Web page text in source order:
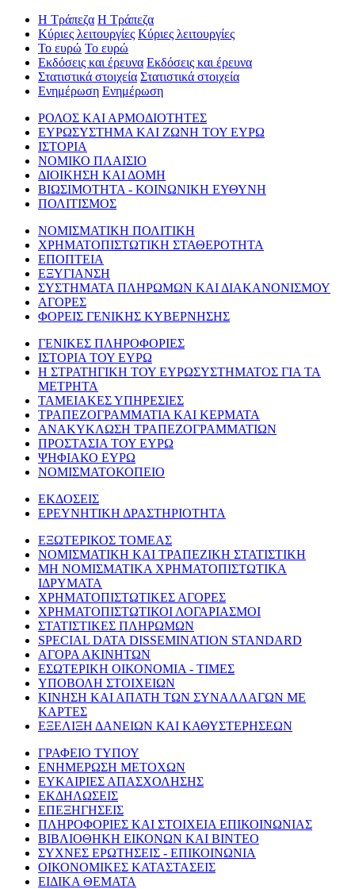
Η Τράπεζα Η Τράπεζα
Κύριες λειτουργίες Κύριες λειτουργίες
Το ευρώ Το ευρώ
Εκδόσεις και έρευνα Εκδόσεις και έρευνα
Στατιστικά στοιχεία Στατιστικά στοιχεία
Ενημέρωση Ενημέρωση
ΡΟΛΟΣ ΚΑΙ ΑΡΜΟΔΙΟΤΗΤΕΣ
ΕΥΡΩΣΥΣΤΗΜΑ ΚΑΙ ΖΩΝΗ ΤΟΥ ΕΥΡΩ
ΙΣΤΟΡΙΑ
ΝΟΜΙΚΟ ΠΛΑΙΣΙΟ
ΔΙΟΙΚΗΣΗ ΚΑΙ ΔΟΜΗ
ΒΙΩΣΙΜΟΤΗΤΑ - ΚΟΙΝΩΝΙΚΗ ΕΥΘΥΝΗ
ΠΟΛΙΤΙΣΜΟΣ
ΝΟΜΙΣΜΑΤΙΚΗ ΠΟΛΙΤΙΚΗ
ΧΡΗΜΑΤΟΠΙΣΤΩΤΙΚΗ ΣΤΑΘΕΡΟΤΗΤΑ
ΕΠΟΠΤΕΙΑ
ΕΞΥΓΙΑΝΣΗ
ΣΥΣΤΗΜΑΤΑ ΠΛΗΡΩΜΩΝ ΚΑΙ ΔΙΑΚΑΝΟΝΙΣΜΟΥ
ΑΓΟΡΕΣ
ΦΟΡΕΙΣ ΓΕΝΙΚΗΣ ΚΥΒΕΡΝΗΣΗΣ
ΓΕΝΙΚΕΣ ΠΛΗΡΟΦΟΡΙΕΣ
ΙΣΤΟΡΙΑ ΤΟΥ ΕΥΡΩ
Η ΣΤΡΑΤΗΓΙΚΗ ΤΟΥ ΕΥΡΩΣΥΣΤΗΜΑΤΟΣ ΓΙΑ ΤΑ
ΜΕΤΡΗΤΑ
ΤΑΜΕΙΑΚΕΣ ΥΠΗΡΕΣΙΕΣ
ΤΡΑΠΕΖΟΓΡΑΜΜΑΤΙΑ ΚΑΙ ΚΕΡΜΑΤΑ
ΑΝΑΚΥΚΛΩΣΗ ΤΡΑΠΕΖΟΓΡΑΜΜΑΤΙΩΝ
ΠΡΟΣΤΑΣΙΑ ΤΟΥ ΕΥΡΩ
ΨΗΦΙΑΚΟ ΕΥΡΩ
ΝΟΜΙΣΜΑΤΟΚΟΠΕΙΟ
ΕΚΔΟΣΕΙΣ
ΕΡΕΥΝΗΤΙΚΗ ΔΡΑΣΤΗΡΙΟΤΗΤΑ
ΕΞΩΤΕΡΙΚΟΣ ΤΟΜΕΑΣ
ΝΟΜΙΣΜΑΤΙΚΗ ΚΑΙ ΤΡΑΠΕΖΙΚΗ ΣΤΑΤΙΣΤΙΚΗ
ΜΗ ΝΟΜΙΣΜΑΤΙΚΑ ΧΡΗΜΑΤΟΠΙΣΤΩΤΙΚΑ
ΙΔΡΥΜΑΤΑ
ΧΡΗΜΑΤΟΠΙΣΤΩΤΙΚΕΣ ΑΓΟΡΕΣ
ΧΡΗΜΑΤΟΠΙΣΤΩΤΙΚΟΙ ΛΟΓΑΡΙΑΣΜΟΙ
ΣΤΑΤΙΣΤΙΚΕΣ ΠΛΗΡΩΜΩΝ
SPECIAL DATA DISSEMINATION STANDARD
ΑΓΟΡΑ ΑΚΙΝΗΤΩΝ
ΕΣΩΤΕΡΙΚΗ ΟΙΚΟΝΟΜΙΑ - ΤΙΜΕΣ
ΥΠΟΒΟΛΗ ΣΤΟΙΧΕΙΩΝ
ΚΙΝΗΣΗ ΚΑΙ ΑΠΑΤΗ ΤΩΝ ΣΥΝΑΛΛΑΓΩΝ ΜΕ
ΚΑΡΤΕΣ
ΕΞΕΛΙΞΗ ΔΑΝΕΙΩΝ ΚΑΙ ΚΑΘΥΣΤΕΡΗΣΕΩΝ
ΓΡΑΦΕΙΟ ΤΥΠΟΥ
ΕΝΗΜΕΡΩΣΗ ΜΕΤΟΧΩΝ
ΕΥΚΑΙΡΙΕΣ ΑΠΑΣΧΟΛΗΣΗΣ
ΕΚΔΗΛΩΣΕΙΣ
ΕΠΕΞΗΓΗΣΕΙΣ
ΠΛΗΡΟΦΟΡΙΕΣ ΚΑΙ ΣΤΟΙΧΕΙΑ ΕΠΙΚΟΙΝΩΝΙΑΣ
ΒΙΒΛΙΟΘΗΚΗ ΕΙΚΟΝΩΝ ΚΑΙ ΒΙΝΤΕΟ
ΣΥΧΝΕΣ ΕΡΩΤΗΣΕΙΣ - ΕΠΙΚΟΙΝΩΝΙΑ
ΟΙΚΟΝΟΜΙΚΕΣ ΚΑΤΑΣΤΑΣΕΙΣ
ΕΙΔΙΚΑ ΘΕΜΑΤΑ